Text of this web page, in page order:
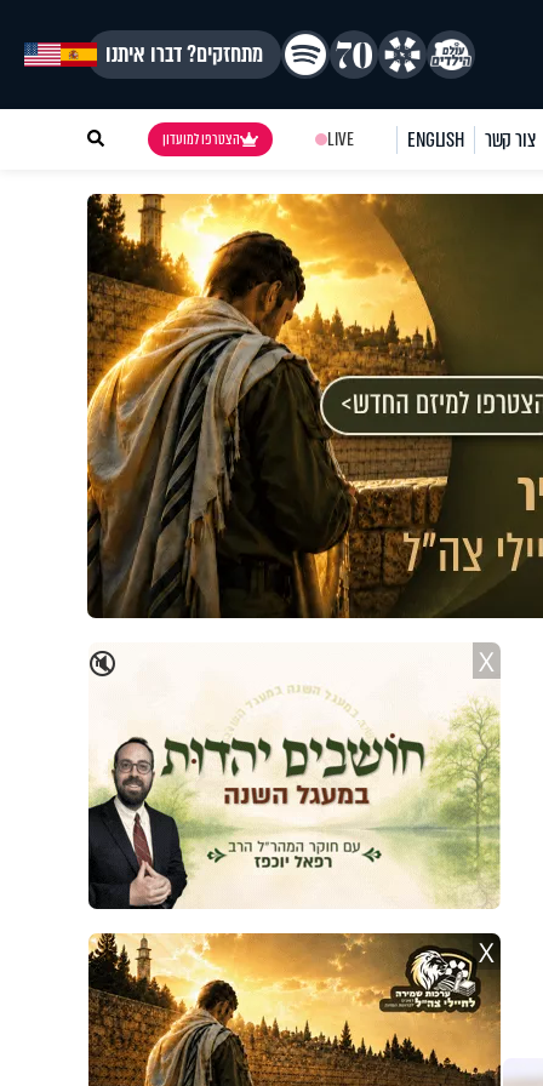
מתחזקים? דברו איתנו
צור קשר ENGLISH
LIVE הצטרפו למועדון
🔇 X
X